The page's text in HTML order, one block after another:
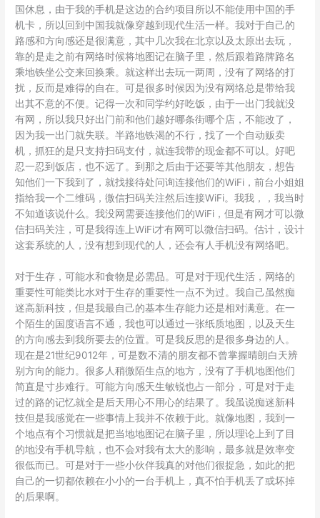
国休息，由于我的手机是这边的合约项目所以不能使用中国的手
机卡，所以回到中国我就像穿越到现代生活一样。我对于自己的
路感和方向感还是很满意，其中几次我在北京以及太原出去玩，
靠的是走之前有网络时候将地图记在脑子里，然后跟着路牌路名
乘地铁坐公交来回换乘。就这样出去玩一两周，没有了网络的打
扰，反而是难得的自在。可是很多时候因为没有网络总是带给我
出其不意的不便。记得一次和同学约好吃饭，由于一出门我就没
有网，所以我只好出门前和他们越好哪条街哪个店，不能改了，
因为我一出门就失联。半路地铁渴的不行，找了一个自动贩卖
机，抓狂的是只支持扫码支付，就连我带的现金都不可以。好吧
忍一忍到饭店，也不远了。到那之后由于还要等其他朋友，想告
知他们一下我到了，就找接待处问询连接他们的WiFi，前台小姐姐
指给我一个二维码，微信扫码关注然后连接WiFi。我我，，我当时
不知道该说什么。我没网需要连接他们的WiFi，但是有网才可以微
信扫码关注，可是我得连上WiFi才有网可以微信扫码。估计，设计
这套系统的人，没有想到现代的人，还会有人手机没有网络吧。
对于生存，可能水和食物是必需品。可是对于现代生活，网络的
重要性可能类比水对于生存的重要性一点不为过。我自己虽然痴
迷高新科技，但是我最自己的基本生存能力还是相对满意。在一
个陌生的国度语言不通，我也可以通过一张纸质地图，以及天生
的方向感去到我所要去的位置。可是我反思的是很多身边的人。
现在是21世纪9012年，可是数不清的朋友都不曾掌握晴朗白天辨
别方向的能力。很多人稍微陌生点的地方，没有了手机地图他们
简直是寸步难行。可能方向感天生敏锐也占一部分，可是对于走
过的路的记忆就全是后天用心不用心的结果了。我虽说痴迷新科
技但是我感觉在一些事情上我并不依赖于此。就像地图，我到一
个地点有个习惯就是把当地地图记在脑子里，所以理论上到了目
的地没有手机导航，也不会对我有太大的影响，最多就是效率变
很低而已。可是对于一些小伙伴我真的对他们很捉急，如此的把
自己的一切都依赖在小小的一台手机上，真不怕手机丢了或坏掉
的后果啊。